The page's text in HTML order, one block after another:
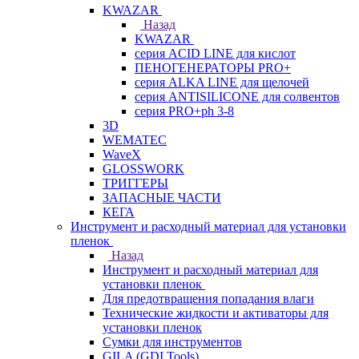
KWAZAR
Назад
KWAZAR
серия ACID LINE для кислот
ПЕНОГЕНЕРАТОРЫ PRO+
серия ALKA LINE для щелочей
серия ANTISILICONE для солвентов
серия PRO+ph 3-8
3D
WEMATEC
WaveX
GLOSSWORK
ТРИГГЕРЫ
ЗАПАСНЫЕ ЧАСТИ
КЕГА
Инструмент и расходный материал для установки
пленок
Назад
Инструмент и расходный материал для
установки пленок
Для предотвращения попадания влаги
Технические жидкости и активаторы для
установки пленок
Сумки для инструментов
GILA (GDI Tools)